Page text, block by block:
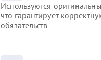
Используются
что гарантирует
обязательств